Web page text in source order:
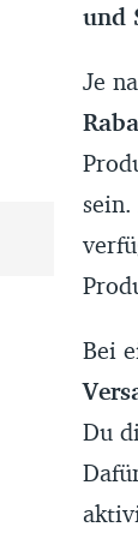
und
Je
Bei
Du